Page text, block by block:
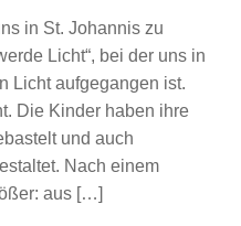
in St. Johannis zu
Licht“, bei der uns in
Licht aufgegangen ist.
Die Kinder haben ihre
und auch
Nach einem
aus […]